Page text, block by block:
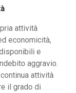
attività
economicità,
e
aggravio.
attività
il grado di